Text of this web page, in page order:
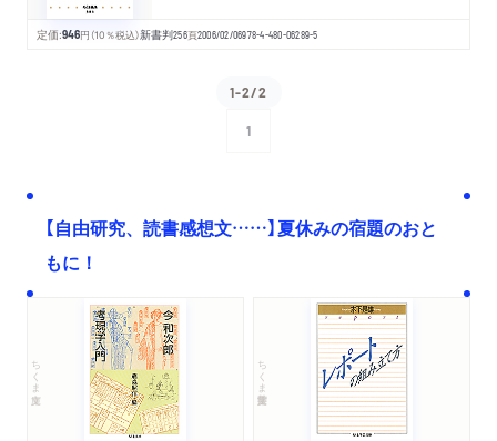
定価:946円 （10％税込）新書判256頁2006/02/06978-4-480-06289-5
1-2/2
1
【自由研究、読書感想文……】夏休みの宿題のおと
もに！
ちくま文庫 ちくま学芸文庫